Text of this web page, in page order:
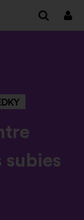
se
subies